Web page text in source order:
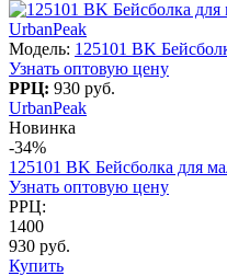
UrbanPeak
Модель: 125101 BK
Узнать оптовую цену
РРЦ: 930 руб.
UrbanPeak
Новинка
-34%
125101 BK Бейсболка для
Узнать оптовую цену
РРЦ:
1400
930 руб.
Купить